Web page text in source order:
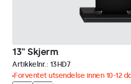
13" Skjerm
Artikkelnr.: 13HD7
Forventet utsendelse innen 10-12